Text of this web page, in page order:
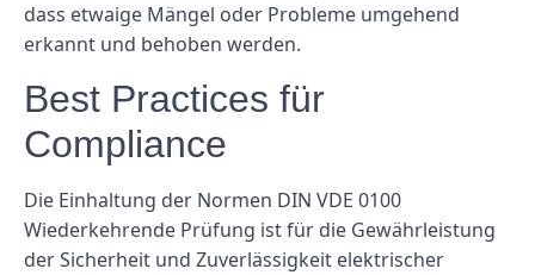
dass etwaige Mängel oder Probleme umgehend
erkannt und behoben werden.
Best Practices für
Compliance
Die Einhaltung der Normen DIN VDE 0100
Wiederkehrende Prüfung ist für die Gewährleistung
der Sicherheit und Zuverlässigkeit elektrischer